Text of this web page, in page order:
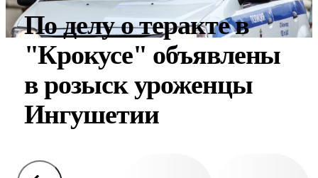
По делу о теракте в
"Крокусе" объявлены
в розыск уроженцы
Ингушетии